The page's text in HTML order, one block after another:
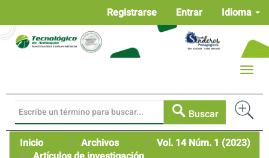
Contenido
principal
Idioma
Registrarse Entrar
Buscar
Toggle
Inicio Archivos
Vol. 14 Núm. 1 (2023)